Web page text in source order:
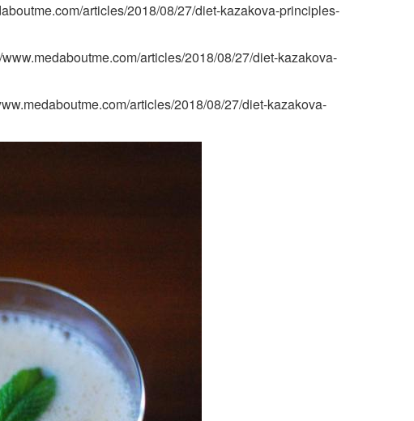
articles/2018/08/27/diet-kazakova-principles-
articles/2018/08/27/diet-kazakova-
articles/2018/08/27/diet-kazakova-